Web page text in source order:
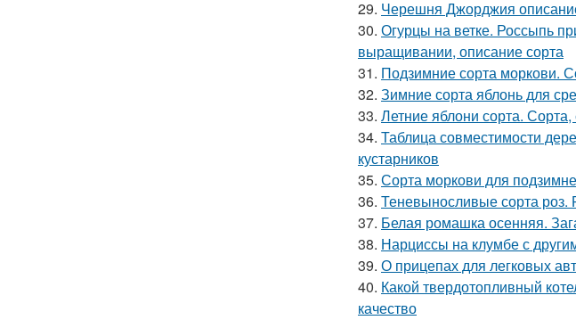
29. Черешня Джорджия
30. Огурцы на ветке. Россыпь
выращивании, описание сорта
31. Подзимние сорта моркови.
32. Зимние сорта яблонь для
33. Летние яблони сорта.
34. Таблица совместимости
кустарников
35. Сорта моркови для
36. Теневыносливые сорта роз.
37. Белая ромашка осенняя.
38. Нарциссы на клумбе с
39. О прицепах для легковых
40. Какой твердотопливный
качество